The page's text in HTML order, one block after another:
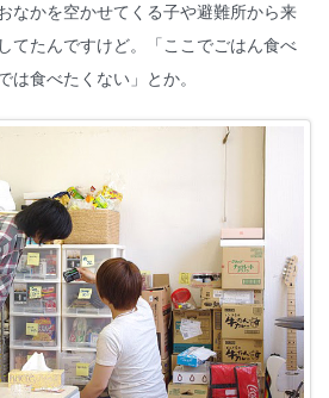
なかを空かせてくる子や避難所から来
てたんですけど。「ここでごはん食べ
は食べたくない」とか。